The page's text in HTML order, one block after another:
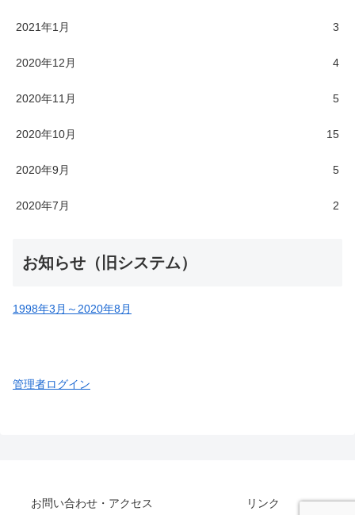
2021年1月 3
2020年12月 4
2020年11月 5
2020年10月 15
2020年9月 5
2020年7月 2
お知らせ（旧システム）
1998年3月～2020年8月
管理者ログイン
お問い合わせ・アクセス リンク